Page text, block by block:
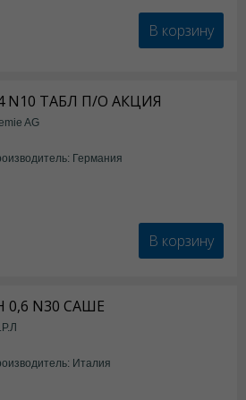
В корзину
N10 ТАБЛ П/О АКЦИЯ
AG
Германия
В корзину
0,6 N30 САШЕ
Италия